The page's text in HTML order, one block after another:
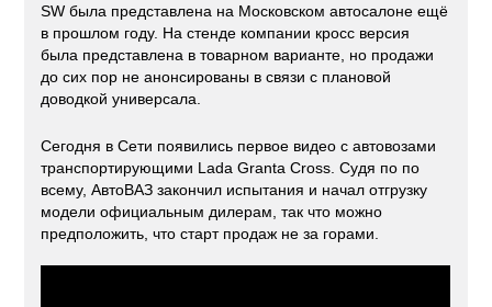
SW была представлена на Московском автосалоне ещё
в прошлом году. На стенде компании кросс версия
была представлена в товарном варианте, но продажи
до сих пор не анонсированы в связи с плановой
доводкой универсала.
Сегодня в Сети появились первое видео с автовозами
транспортирующими Lada Granta Cross. Судя по по
всему, АвтоВАЗ закончил испытания и начал отгрузку
модели официальным дилерам, так что можно
предположить, что старт продаж не за горами.